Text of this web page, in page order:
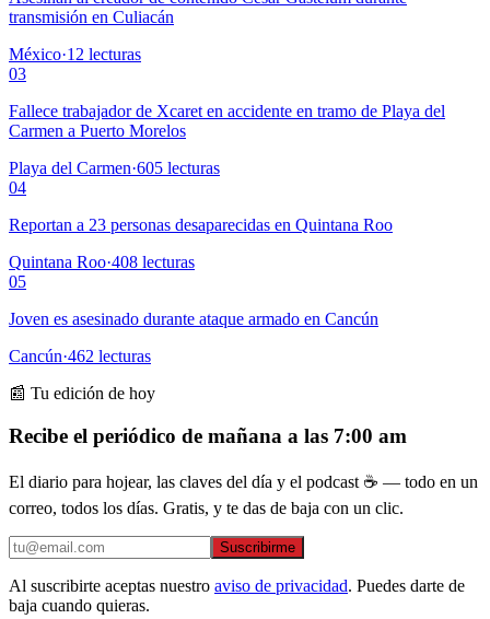
transmisión en Culiacán
México·12 lecturas
03
Fallece trabajador de Xcaret en accidente en tramo de Playa del
Carmen a Puerto Morelos
Playa del Carmen·605 lecturas
04
Reportan a 23 personas desaparecidas en Quintana Roo
Quintana Roo·408 lecturas
05
Joven es asesinado durante ataque armado en Cancún
Cancún·462 lecturas
📰 Tu edición de hoy
Recibe el periódico de mañana a las 7:00 am
El diario para hojear, las claves del día y el podcast ☕ — todo en un
correo, todos los días. Gratis, y te das de baja con un clic.
Suscribirme
Al suscribirte aceptas nuestro aviso de privacidad. Puedes darte de
baja cuando quieras.